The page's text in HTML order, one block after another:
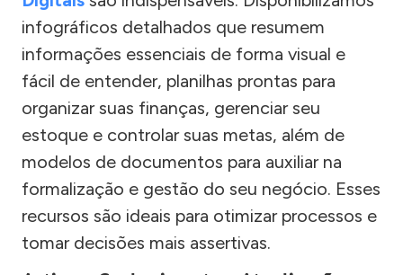
infográficos detalhados que resumem
informações essenciais de forma visual e
fácil de entender, planilhas prontas para
organizar suas finanças, gerenciar seu
estoque e controlar suas metas, além de
modelos de documentos para auxiliar na
formalização e gestão do seu negócio. Esses
recursos são ideais para otimizar processos e
tomar decisões mais assertivas.